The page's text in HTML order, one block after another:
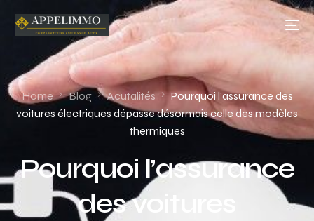
Home Blog Acutalités
Pourquoi l’assurance des
voitures électriques dépasse désormais celle des modèles
thermiques
Pourquoi l’assurance
des voitures